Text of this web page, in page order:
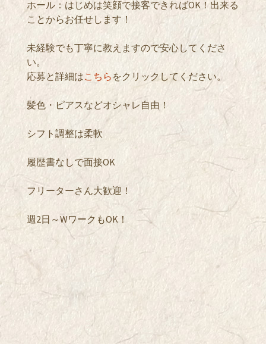
ホール：はじめは笑顔で接客できればOK！出来る
ことからお任せします！
未経験でも丁寧に教えますので安心してくださ
い。
応募と詳細はこちら をクリックしてください。
髪色・ピアスなどオシャレ自由！
シフト調整は柔軟
履歴書なしで面接OK
フリーターさん大歓迎！
週2日～WワークもOK！